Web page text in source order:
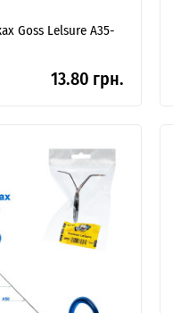
Goss Lelsure A35-
13.80 грн.